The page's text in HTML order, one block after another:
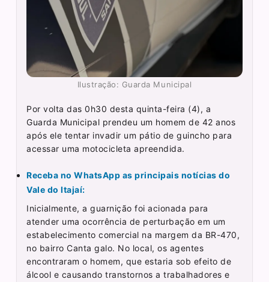
Ilustração: Guarda Municipal
Por volta das 0h30 desta quinta-feira (4), a
Guarda Municipal prendeu um homem de 42 anos
após ele tentar invadir um pátio de guincho para
acessar uma motocicleta apreendida.
Receba no WhatsApp as principais notícias do
Vale do Itajaí:
Inicialmente, a guarnição foi acionada para
atender uma ocorrência de perturbação em um
estabelecimento comercial na margem da BR-470,
no bairro Canta galo. No local, os agentes
encontraram o homem, que estaria sob efeito de
álcool e causando transtornos a trabalhadores e